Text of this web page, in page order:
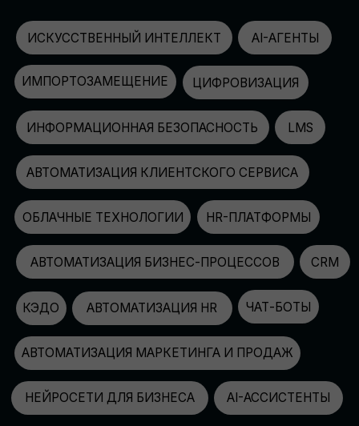
НЕЙРОСЕТИ ДЛЯ БИЗНЕСА
КЭДО АВТОМАТИЗАЦИЯ HR
АВТОМАТИЗАЦИЯ МАРКЕТИНГА И ПРОДАЖ
AI-АССИСТЕНТЫ
ЧАТ-БОТЫ
СПИКЕРОВ
150+
ПАРТНЕРОВ
100+
УЧАСТНИКОВ
2500+
GLOBAL TECH FORUM –